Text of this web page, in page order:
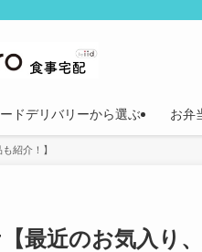
ドデリバリーから選ぶ お弁
紹介！】
最近のお気入り